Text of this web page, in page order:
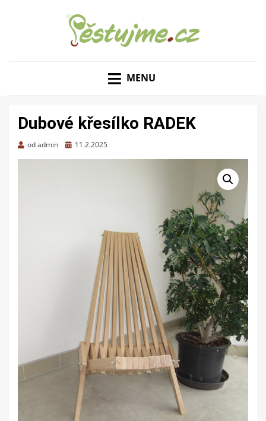
MENU
Dubové křesílko RADEK
odadmin
Zveřejněno
11.2.2025